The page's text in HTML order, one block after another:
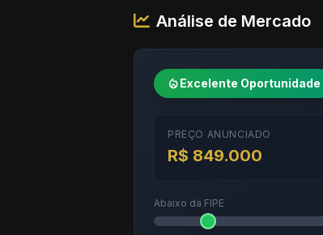
Análise de Mercado
local_fire_departmentExcelente Oportunidade
PREÇO ANUNCIADO
R$ 849.000
Abaixo da FIPE